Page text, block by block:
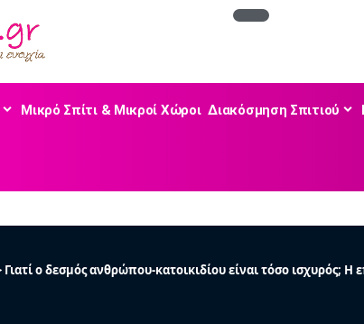
Μικρό Σπίτι & Μικροί Χώροι Διακόσμηση Σπιτιού
Γιατί ο δεσμός ανθρώπου-κατοικιδίου είναι τόσο ισχυρός; Η